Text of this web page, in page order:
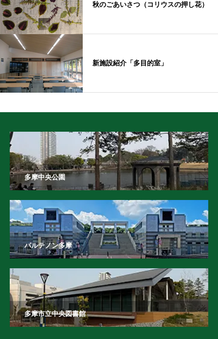
秋のごあいさつ（コリウスの押し花）
新施設紹介「多目的室」
多摩中央公園
パルテノン多摩
多摩市立中央図書館